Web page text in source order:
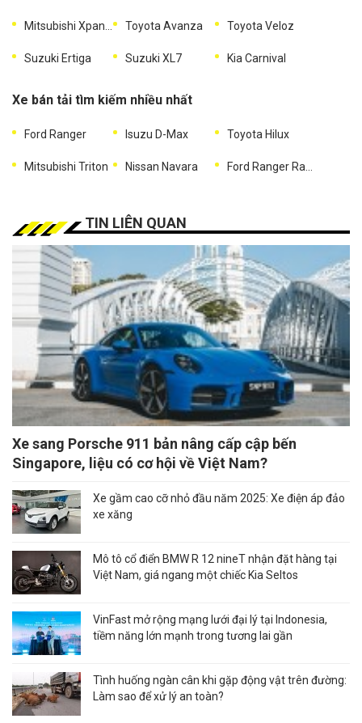
Toyota Avanza Toyota Veloz
Suzuki Ertiga Suzuki XL7 Kia Carnival
Xe bán tải tìm kiếm nhiều nhất
Ford Ranger Isuzu D-Max Toyota Hilux
Mitsubishi Triton Nissan Navara
TIN LIÊN QUAN
Xe sang Porsche 911 bản nâng cấp cập bến
Singapore, liệu có cơ hội về Việt Nam?
Xe gầm cao cỡ nhỏ đầu năm 2025: Xe điện áp đảo
xe xăng
Mô tô cổ điển BMW R 12 nineT nhận đặt hàng tại
Việt Nam, giá ngang một chiếc Kia Seltos
VinFast mở rộng mạng lưới đại lý tại Indonesia,
tiềm năng lớn mạnh trong tương lai gần
Tình huống ngàn cân khi gặp động vật trên đường:
Làm sao để xử lý an toàn?